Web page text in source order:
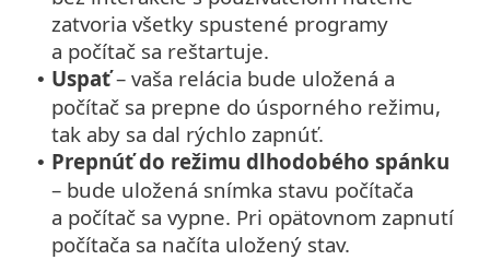
zatvoria všetky spustené programy
a počítač sa reštartuje.
• Uspať– vaša relácia bude uložená a
počítač sa prepne do úsporného režimu,
tak aby sa dal rýchlo zapnúť.
• Prepnúť do režimu dlhodobého spánku
– bude uložená snímka stavu počítača
a počítač sa vypne. Pri opätovnom zapnutí
počítača sa načíta uložený stav.